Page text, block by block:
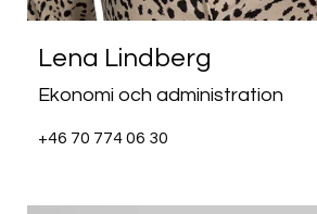
Lena Lindberg
Ekonomi och administration
+46 70 774 06 30